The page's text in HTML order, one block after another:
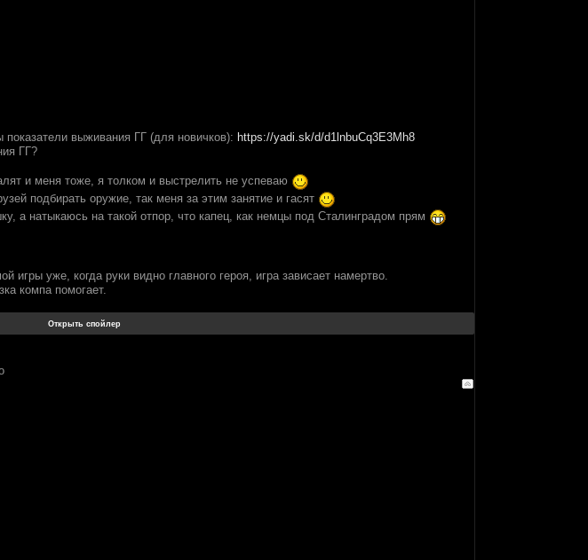
выживания ГГ (для новичков): https://yadi.sk/d/d1lnbuCq3E3Mh8
ГГ?
и меня тоже, я толком и выстрелить не успеваю
подбирать оружие, так меня за этим занятие и гасят
а натыкаюсь на такой отпор, что капец, как немцы под Сталинградом прям
игры уже, когда руки видно главного героя, игра зависает намертво.
компа помогает.